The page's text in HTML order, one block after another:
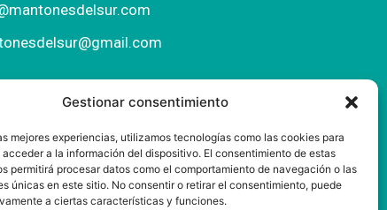
Gestionar consentimiento
mejores experiencias, utilizamos tecnologías como las cookies para
a la información del dispositivo. El consentimiento de estas
permitirá procesar datos como el comportamiento de navegación o las
únicas en este sitio. No consentir o retirar el consentimiento, puede
a ciertas características y funciones.